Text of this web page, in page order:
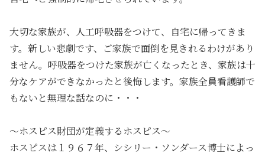
大切な家族が、人工呼吸器をつけて、自宅に帰ってきま
す。新しい悲劇です、ご家族で面倒を見きれるわけがあり
ません。呼吸器をつけた家族が亡くなったとき、家族は十
分なケアができなかったと後悔します。家族全員看護師で
もないと無理な話なのに・・・
～ホスピス財団が定義するホスピス～
ホスピスは１９６７年、シシリー・ソンダース博士によっ